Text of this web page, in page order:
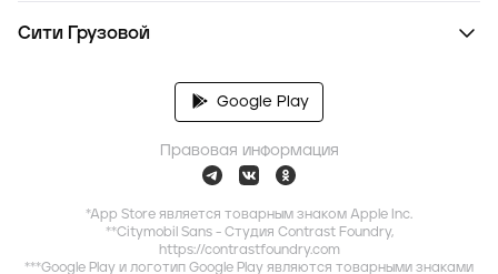
Сити Грузовой
Google Play
Правовая информация
*App Store является товарным знаком Apple Inc.
**Citymobil Sans - Студия Contrast Foundry,
https://contrastfoundry.com
***Google Play и логотип Google Play являются товарными знаками